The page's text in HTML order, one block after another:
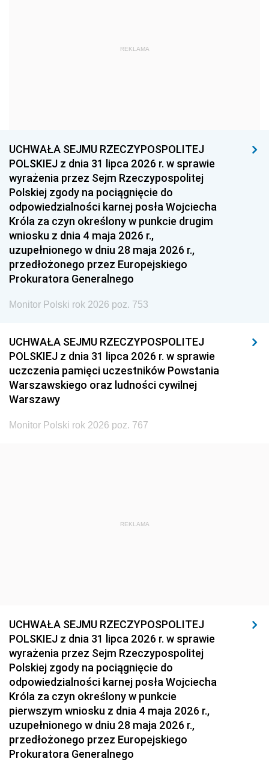
1968
1954 1953 1952
1951 1950 1949
1948 1947
1939 1938 1937
1936 1930
REKLAMA
UCHWAŁA SEJMU RZECZYPOSPOLITEJ
POLSKIEJ z dnia 31 lipca 2026 r. w sprawie
wyrażenia przez Sejm Rzeczypospolitej
Polskiej zgody na pociągnięcie do
odpowiedzialności karnej posła Wojciecha
Króla za czyn określony w punkcie drugim
wniosku z dnia 4 maja 2026 r.,
uzupełnionego w dniu 28 maja 2026 r.,
przedłożonego przez Europejskiego
Prokuratora Generalnego
Monitor Polski rok 2026 poz. 753
UCHWAŁA SEJMU RZECZYPOSPOLITEJ
POLSKIEJ z dnia 31 lipca 2026 r. w sprawie
uczczenia pamięci uczestników Powstania
Warszawskiego oraz ludności cywilnej
Warszawy
Monitor Polski rok 2026 poz. 767
REKLAMA
UCHWAŁA SEJMU RZECZYPOSPOLITEJ
POLSKIEJ z dnia 31 lipca 2026 r. w sprawie
wyrażenia przez Sejm Rzeczypospolitej
Polskiej zgody na pociągnięcie do
odpowiedzialności karnej posła Wojciecha
Króla za czyn określony w punkcie
pierwszym wniosku z dnia 4 maja 2026 r.,
uzupełnionego w dniu 28 maja 2026 r.,
przedłożonego przez Europejskiego
Prokuratora Generalnego